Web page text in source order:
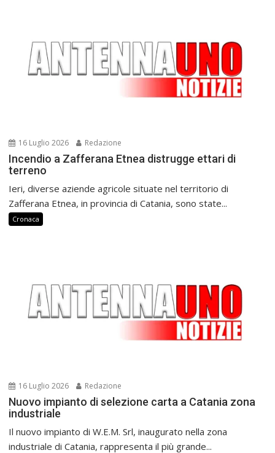
16 Luglio 2026 Redazione
Incendio a Zafferana Etnea distrugge ettari di
terreno
Ieri, diverse aziende agricole situate nel territorio di
Zafferana Etnea, in provincia di Catania, sono state...
Cronaca
16 Luglio 2026 Redazione
Nuovo impianto di selezione carta a Catania zona
industriale
Il nuovo impianto di W.E.M. Srl, inaugurato nella zona
industriale di Catania, rappresenta il più grande...